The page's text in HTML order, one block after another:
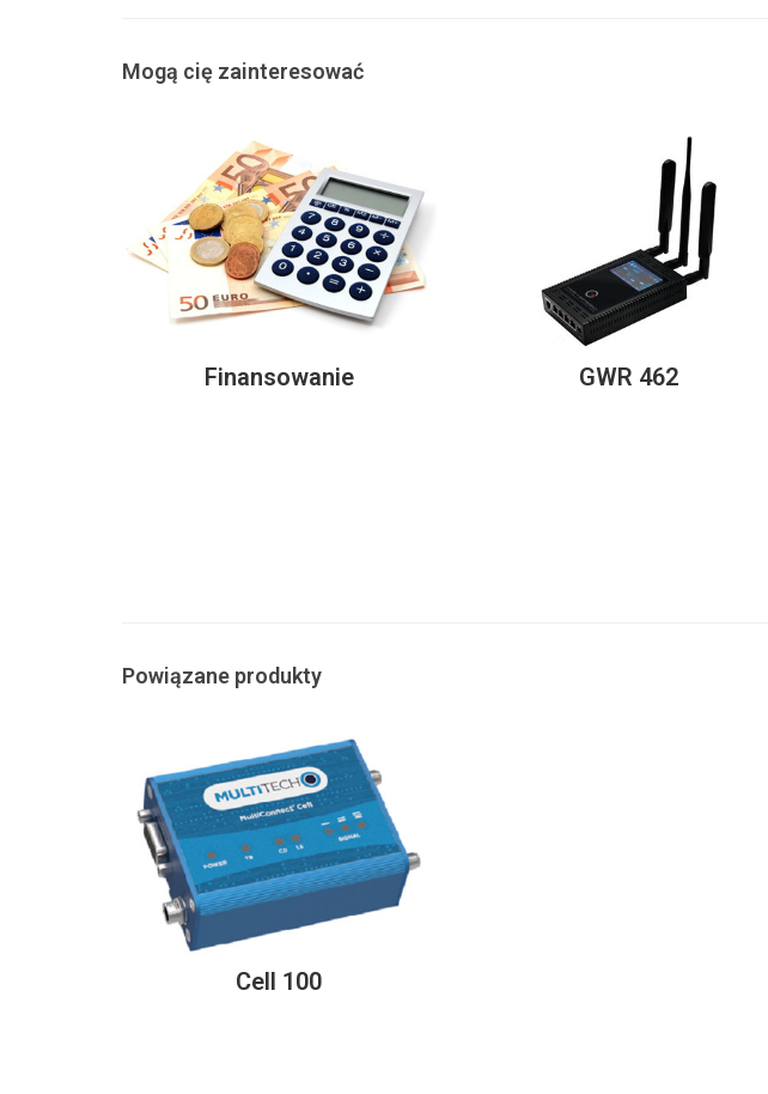
Mogą cię zainteresować
Finansowanie GWR 462
Powiązane produkty
Cell 100